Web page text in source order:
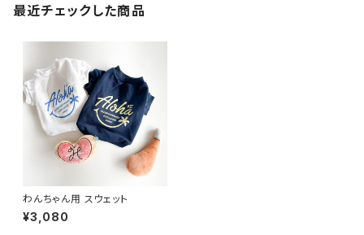
最近チェックした商品
わんちゃん用 スウェット
¥3,080